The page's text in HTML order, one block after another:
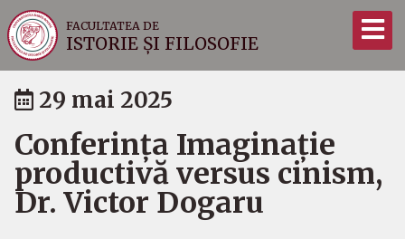
FACULTATEA DE
ISTORIE ȘI FILOSOFIE
29 mai 2025
Conferința Imaginație
productivă versus cinism,
Dr. Victor Dogaru